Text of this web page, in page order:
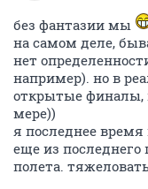
без фантазии мы
на самом деле,
нет
например). но в
открытые финалы,
мере))
я последнее
еще из
полета.